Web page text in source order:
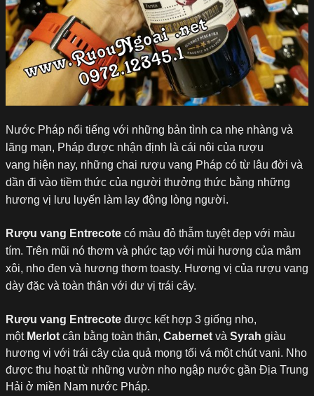
Nước Pháp nổi tiếng với những bản tình ca nhẹ nhàng và
lãng mạn, Pháp được nhận định là cái nôi của rượu
vang hiện nay, những chai rượu vang Pháp có từ lâu đời và
dần đi vào tiềm thức của người thưởng thức bằng những
hương vị lưu luyến làm lay động lòng người.
Rượu vang Entrecote có màu đỏ thẫm tuyệt đẹp với màu
tím. Trên mũi nó thơm và phức tạp với mùi hương của mâm
xôi, nho đen và hương thơm toasty. Hương vị của rượu vang
dày đặc và toàn thân với dư vị trái cây.
Rượu vang Entrecote được kết hợp 3 giống nho,
một Merlot cân bằng toàn thân, Cabernet và Syrah giàu
hương vị với trái cây của quả mọng tối vá một chút vani. Nho
được thu hoạt từ những vườn nho ngập nước gần Địa Trung
Hải ở miền Nam nước Pháp.